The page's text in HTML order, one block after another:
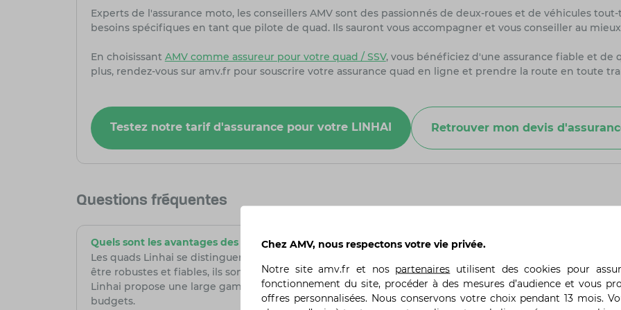
Experts de l'assurance moto, les conseillers AMV sont des passionnés de deux-roues et de véhicules
besoins spécifiques en tant que pilote de quad. Ils sauront vous accompagner et vous conseiller au
En choisissant AMV comme assureur pour votre quad / SSV, vous bénéficiez d'une assurance fiable et
plus, rendez-vous sur amv.fr pour souscrire votre assurance quad en ligne et prendre la route en toute
Testez notre tarif d'assurance pour votre LINHAI Retrouver mon devis
Questions fréquentes
Quels sont les avantages des quads Linhai par rapport à d'autres marques ?
Les quads Linhai se distinguent par leur excellent rapport qualité-prix, leur durabilité et leur capacité à
être robustes et fiables, ils sont dotés de moteurs puissants et de technologies modernes, tout en
Linhai propose une large gamme de modèles, allant des quads utilitaires aux véhicules de loisirs, ce qui
budgets.
Chez AMV, nous respectons votre vie privée.
Notre siteamv.fr et nos partenaires utilisent des cookies pour
fonctionnement du site, procéder à des mesures d’audience et vous
offres personnalisées. Nous conservons votre choix pendant 13 mois.